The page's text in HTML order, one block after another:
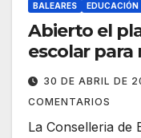
BALEARES EDUCACIÓN
Abierto el
escolar para
30 DE ABRIL DE
COMENTARIOS
La Conselleria de